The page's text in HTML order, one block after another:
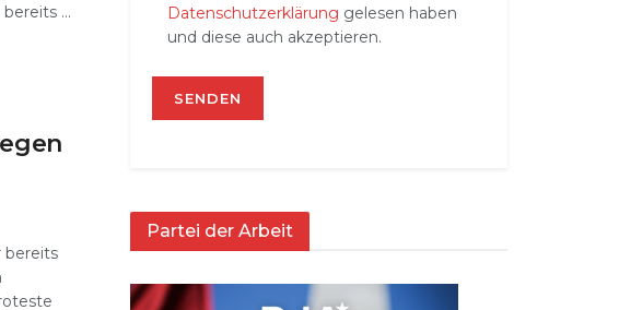
...
bereits
Datenschutzerklärung gelesen haben
und diese auch akzeptieren.
Partei der Arbeit